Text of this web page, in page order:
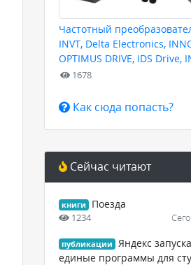
Частотный
INVT, Delta Electronics,
OPTIMUS DRIVE, IDS Drive,
HYUNDAI для любых задач
1678
Как сюда попасть?
Сейчас читают
книги Поезда
1234
публикации
Яндекс
единые программы для